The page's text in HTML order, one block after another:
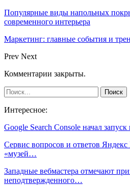
Популярные виды напольных
современного интерьера
Маркетинг: главные события и
Prev Next
Комментарии закрыты.
Интересное:
Google Search Console начал
Сервис вопросов и ответов
«музей…
Западные вебмастера отмечают
неподтвержденного…